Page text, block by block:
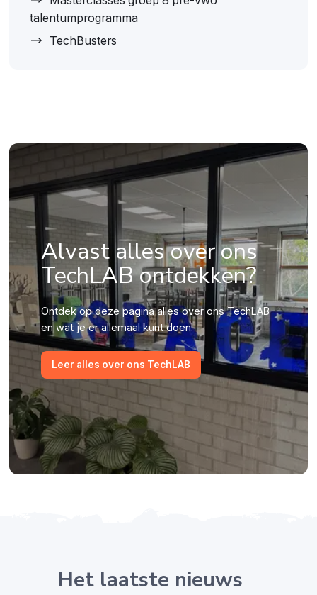
talentumprogramma
TechBusters
Alvast alles over ons
TechLAB ontdekken?
Ontdek op deze pagina alles over ons TechLAB
en wat je er allemaal kunt doen!
Leer alles over ons TechLAB
Het laatste nieuws